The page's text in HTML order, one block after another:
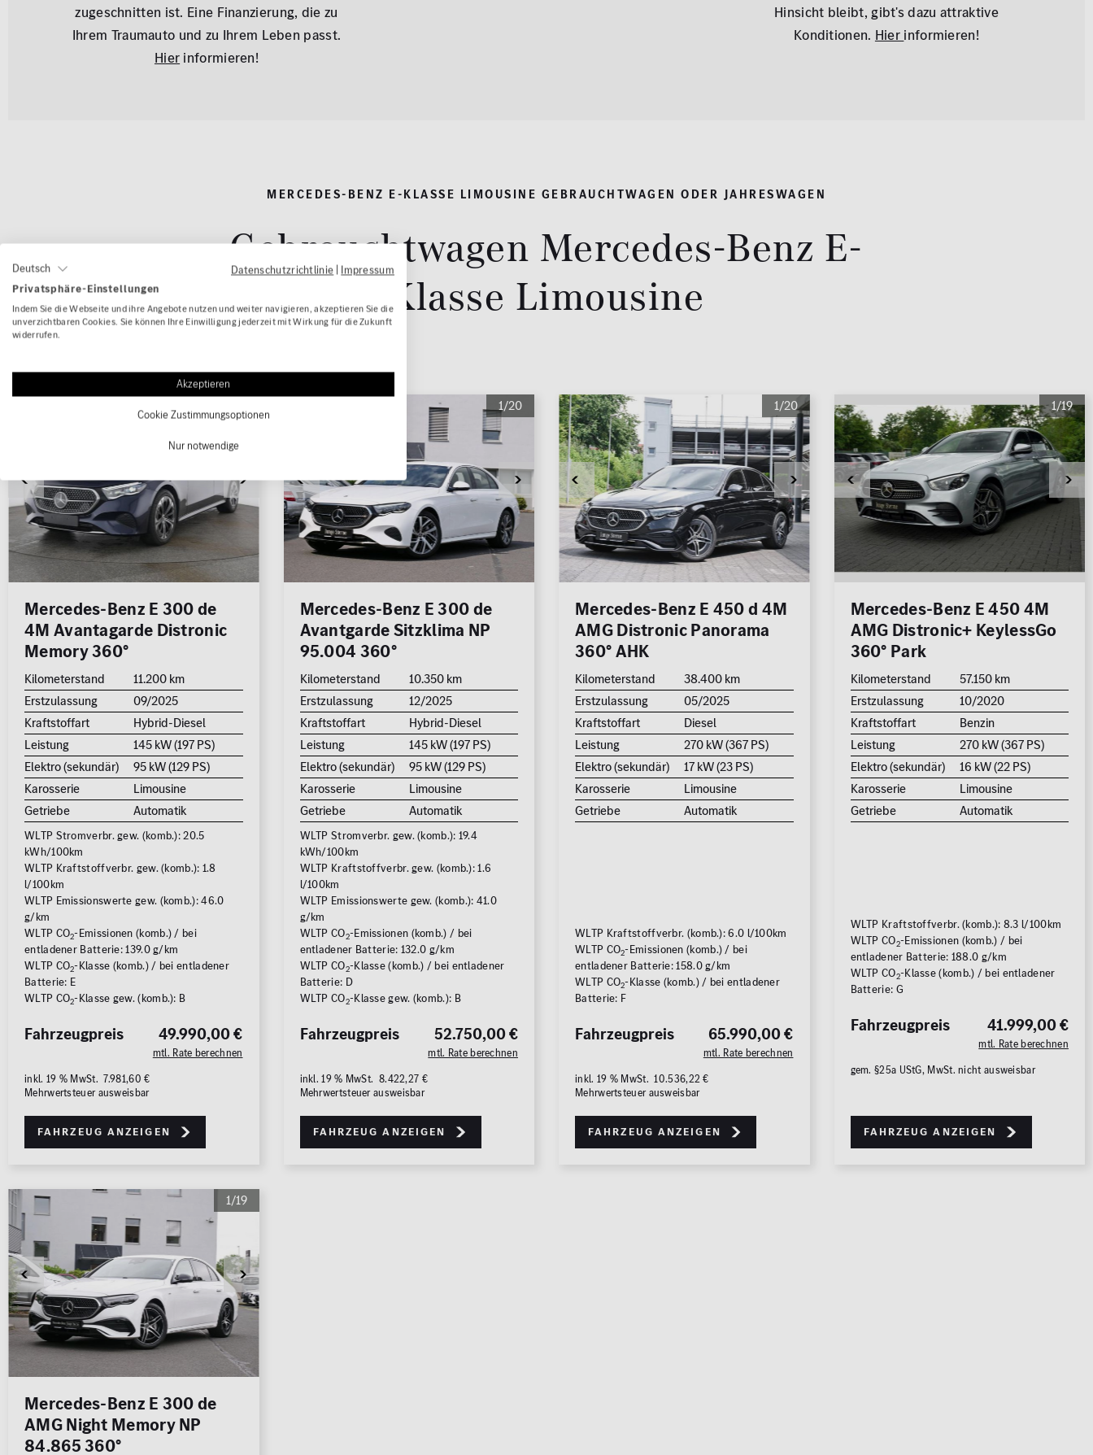
zugeschnitten ist. Eine Finanzierung, die zu
Ihrem Traumauto und zu Ihrem Leben passt.
Hier informieren!
Hinsicht bleibt, gibt's dazu attraktive
Konditionen. Hier informieren!
MERCEDES-BENZ E-KLASSE LIMOUSINE GEBRAUCHTWAGEN ODER JAHRESWAGEN
Gebrauchtwagen Mercedes-Benz E-
Klasse Limousine
Mercedes-Benz E 300 de
4M Avantagarde Distronic
Memory 360°
Kilometerstand
11.200 km
Erstzulassung
09/2025
Kraftstoffart
Hybrid-Diesel
Leistung
145 kW (197 PS)
Elektro (sekundär)
95 kW (129 PS)
Karosserie
Limousine
Getriebe
Automatik
WLTP Stromverbr. gew. (komb.): 20.5
kWh/100km
WLTP Kraftstoffverbr. gew. (komb.): 1.8
l/100km
WLTP Emissionswerte gew. (komb.): 46.0
g/km
WLTP CO2-Emissionen (komb.) / bei
entladener Batterie: 139.0 g/km
WLTP CO2-Klasse (komb.) / bei entladener
Batterie: E
WLTP CO2-Klasse gew. (komb.): B
49.990,00 €
mtl. Rate berechnen
Fahrzeugpreis
inkl. 19 % MwSt. 7.981,60 €
Mehrwertsteuer ausweisbar
Fahrzeug anzeigen
1/20
Mercedes-Benz E 300 de
Avantgarde Sitzklima NP
95.004 360°
Kilometerstand
10.350 km
Erstzulassung
12/2025
Kraftstoffart
Hybrid-Diesel
Leistung
145 kW (197 PS)
Elektro (sekundär)
95 kW (129 PS)
Karosserie
Limousine
Getriebe
Automatik
WLTP Stromverbr. gew. (komb.): 19.4
kWh/100km
WLTP Kraftstoffverbr. gew. (komb.): 1.6
l/100km
WLTP Emissionswerte gew. (komb.): 41.0
g/km
WLTP CO2-Emissionen (komb.) / bei
entladener Batterie: 132.0 g/km
WLTP CO2-Klasse (komb.) / bei entladener
Batterie: D
WLTP CO2-Klasse gew. (komb.): B
52.750,00 €
mtl. Rate berechnen
Fahrzeugpreis
inkl. 19 % MwSt. 8.422,27 €
Mehrwertsteuer ausweisbar
Fahrzeug anzeigen
1/20
Mercedes-Benz E 450 d 4M
AMG Distronic Panorama
360° AHK
Kilometerstand
38.400 km
Erstzulassung
05/2025
Kraftstoffart
Diesel
Leistung
270 kW (367 PS)
Elektro (sekundär)
17 kW (23 PS)
Karosserie
Limousine
Getriebe
Automatik
WLTP Kraftstoffverbr. (komb.): 6.0 l/100km
WLTP CO2-Emissionen (komb.) / bei
entladener Batterie: 158.0 g/km
WLTP CO2-Klasse (komb.) / bei entladener
Batterie: F
65.990,00 €
mtl. Rate berechnen
Fahrzeugpreis
inkl. 19 % MwSt. 10.536,22 €
Mehrwertsteuer ausweisbar
Fahrzeug anzeigen
1/19
Mercedes-Benz E 450 4M
AMG Distronic+ KeylessGo
360° Park
Kilometerstand
57.150 km
Erstzulassung
10/2020
Kraftstoffart
Benzin
Leistung
270 kW (367 PS)
Elektro (sekundär)
16 kW (22 PS)
Karosserie
Limousine
Getriebe
Automatik
WLTP Kraftstoffverbr. (komb.): 8.3 l/100km
WLTP CO2-Emissionen (komb.) / bei
entladener Batterie: 188.0 g/km
WLTP CO2-Klasse (komb.) / bei entladener
Batterie: G
41.999,00 €
mtl. Rate berechnen
Fahrzeugpreis
gem. §25a UStG, MwSt. nicht ausweisbar
Fahrzeug anzeigen
1/19
Mercedes-Benz E 300 de
AMG Night Memory NP
84.865 360°
Deutsch Datenschutzrichtlinie | Impressum
Privatsphäre-Einstellungen
Indem Sie die Webseite und ihre Angebote nutzen und weiter navigieren, akzeptieren Sie die
unverzichtbaren Cookies. Sie können Ihre Einwilligung jederzeit mit Wirkung für die Zukunft
widerrufen.
Akzeptieren
Cookie Zustimmungsoptionen
Nur notwendige